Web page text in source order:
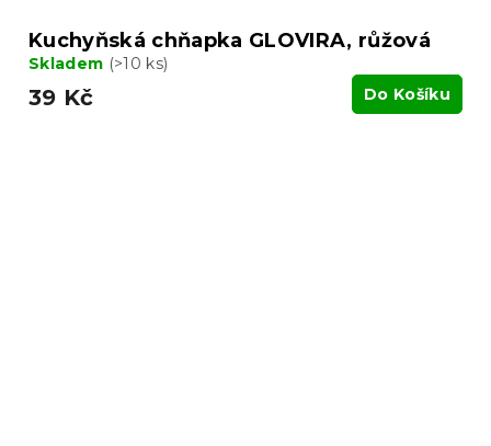
Kuchyňská chňapka GLOVIRA, růžová
Skladem (>10 ks)
39 Kč Do Košíku